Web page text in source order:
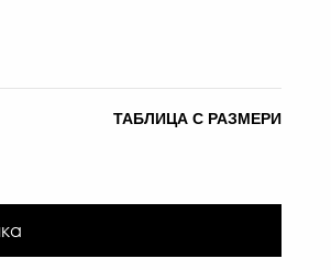
ТАБЛИЦА С РАЗМЕРИ